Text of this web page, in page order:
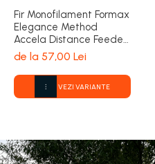
Fir Monofilament Formax
Elegance Method
Accela Distance Feeder
Fluo 1000m | Formax
de la 57,00 Lei
VEZI VARIANTE